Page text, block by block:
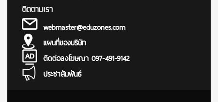
ติดตามเรา
webmaster@eduzones.com
แผนที่ของบริษัท
ติดต่อลงโฆษณา 097-491-9142
ประชาสัมพันธ์